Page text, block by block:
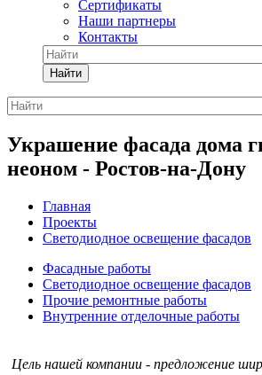
Сертификаты
Наши партнеры
Контакты
Найти
Украшение фасада дома
неоном - Ростов-на-Дону
Главная
Проекты
Светодиодное освещение фасадов
Фасадные работы
Светодиодное освещение фасадов
Прочие ремонтные работы
Внутренние отделочные работы
Цель нашей компании - предложение